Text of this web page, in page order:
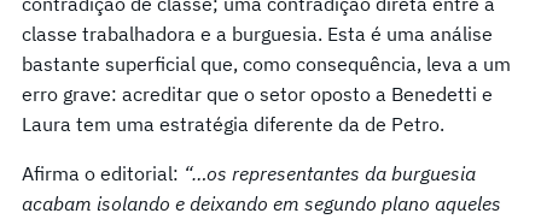
classe trabalhadora e a burguesia. Esta é uma análise
bastante superficial que, como consequência, leva a um
erro grave: acreditar que o setor oposto a Benedetti e
Laura tem uma estratégia diferente da de Petro.
Afirma o editorial: “…os representantes da burguesia
acabam isolando e deixando em segundo plano aqueles